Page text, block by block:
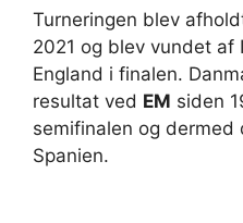
Turneringen blev
2021 og blev vundet
England i finalen.
resultat ved EM siden
semifinalen og dermed
Spanien.